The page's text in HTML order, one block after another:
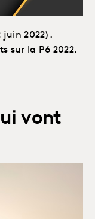
juin 2022).
sur la P6 2022.
vont